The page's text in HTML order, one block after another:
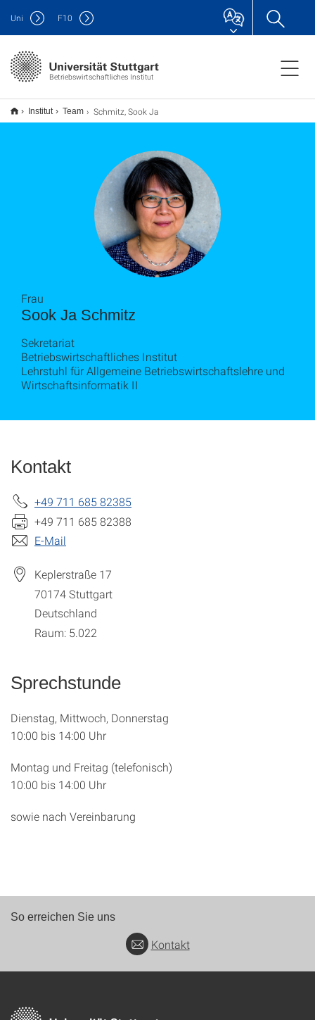
Betriebswirtschaftliches Institut
Uni F10
Institut Team Schmitz, Sook Ja
Sook Ja Schmitz
Frau
Sekretariat
Betriebswirtschaftliches Institut
Lehrstuhl für Allgemeine Betriebswirtschaftslehre und
Wirtschaftsinformatik II
Kontakt
+49 711 685 82385
+49 711 685 82388
E-Mail
Keplerstraße 17
70174Stuttgart
Deutschland
Raum: 5.022
Sprechstunde
Dienstag, Mittwoch, Donnerstag
10:00 bis 14:00 Uhr
Montag und Freitag (telefonisch)
10:00 bis 14:00 Uhr
sowie nach Vereinbarung
So erreichen Sie uns
Kontakt